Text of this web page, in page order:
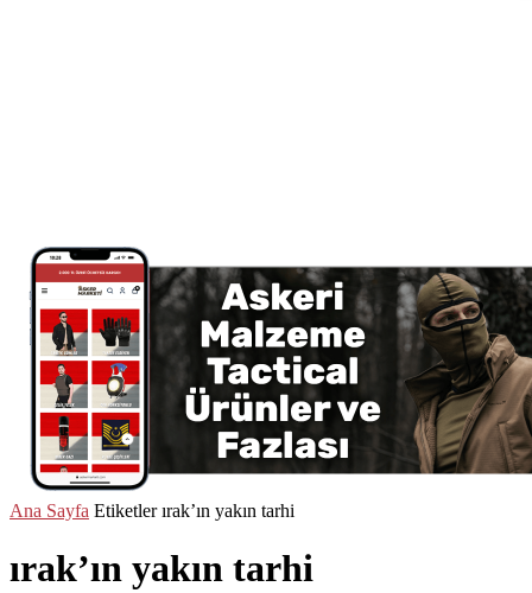
Ana Sayfa Etiketler ırak’ın yakın tarhi
ırak’ın yakın tarhi